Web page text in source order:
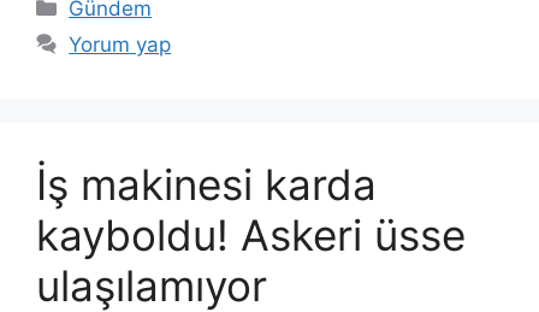
Gündem
Yorum yap
İş makinesi karda
kayboldu! Askeri üsse
ulaşılamıyor